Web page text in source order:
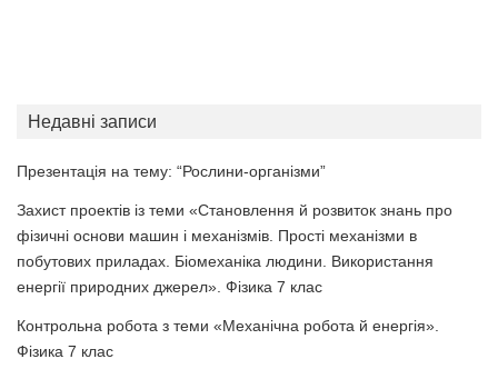
Недавні записи
Презентація на тему: “Рослини-організми”
Захист проектів із теми «Становлення й розвиток знань про
фізичні основи машин і механізмів. Прості механізми в
побутових приладах. Біомеханіка людини. Використання
енергії природних джерел». Фізика 7 клас
Контрольна робота з теми «Механічна робота й енергія».
Фізика 7 клас